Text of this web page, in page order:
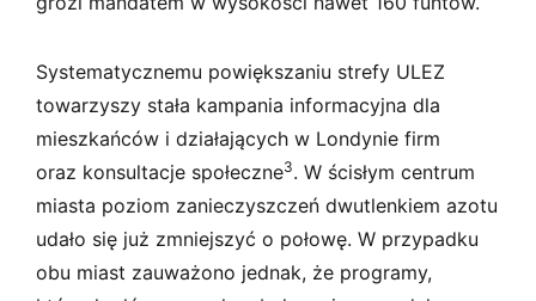
Systematycznemu powiększaniu strefy ULEZ
towarzyszy stała kampania informacyjna dla
mieszkańców i działających w Londynie firm
oraz konsultacje społeczne3. W ścisłym centrum
miasta poziom zanieczyszczeń dwutlenkiem azotu
udało się już zmniejszyć o połowę. W przypadku
obu miast zauważono jednak, że programy,